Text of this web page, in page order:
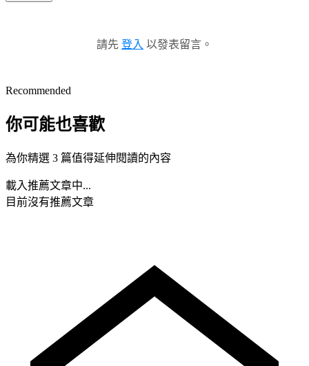
請先 登入 以發表留言。
Recommended
你可能也喜歡
為你精選 3 篇值得延伸閱讀的內容
載入推薦文章中...
目前沒有推薦文章